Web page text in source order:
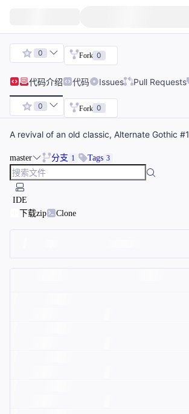
0 Fork 0
代码介绍 代码 Issues Pull Requests
0 Fork 0
A revival of an old classic, Alternate Gothic #1
master 分支 1 Tags 3
IDE
下载zip
Clone